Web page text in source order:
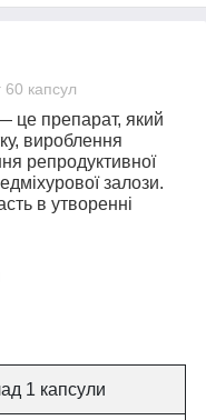
60 капсул
це препарат, який
вироблення
репродуктивної
залози.
в утворенні
1 капсули